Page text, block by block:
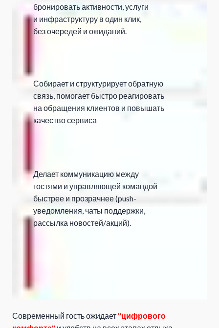
Делает коммуникацию между
гостями и управляющей командой
быстрее и прозрачнее (push-
уведомления, чаты поддержки,
рассылка новостей/акций).
бронировать активности, услуги
и инфраструктуру в один клик,
без очередей и ожиданий.
Собирает и структурирует обратную
связь, помогает быстро реагировать
на обращения клиентов и повышать
качество сервиса
Современный гость ожидает "цифрового